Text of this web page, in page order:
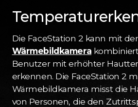
Die FaceStation 2 kann mit der
Wärmebildkamera
Benutzer mit erhöhter
erkennen. Die FaceStation 2
Wärmebildkamera misst die
von Personen, die den